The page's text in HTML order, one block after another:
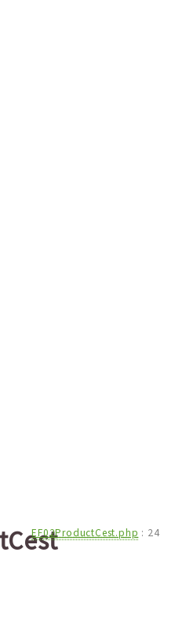
EF02ProductCest.php : 24